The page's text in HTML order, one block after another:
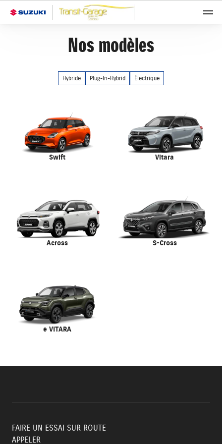
Nos modèles
Hybride Plug-In-Hybrid Électrique
Swift Vitara
Across S-Cross
e VITARA
FAIRE UN ESSAI SUR ROUTE
APPELER